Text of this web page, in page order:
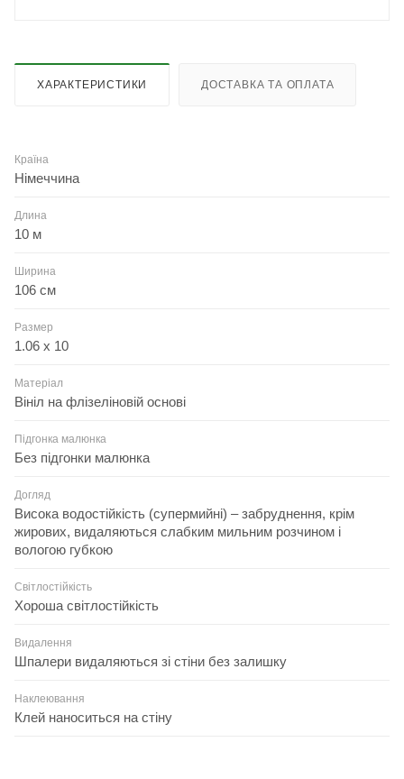
ХАРАКТЕРИСТИКИ ДОСТАВКА ТА ОПЛАТА
Країна
Німеччина
Длина
10 м
Ширина
106 см
Размер
1.06 x 10
Матеріал
Вініл на флізеліновій основі
Підгонка малюнка
Без підгонки малюнка
Догляд
Висока водостійкість (супермийні) – забруднення, крім
жирових, видаляються слабким мильним розчином і
вологою губкою
Світлостійкість
Хороша світлостійкість
Видалення
Шпалери видаляються зі стіни без залишку
Наклеювання
Клей наноситься на стіну